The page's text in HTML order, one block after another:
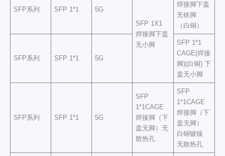
SFP系列 SFP 1*1
5G
SFP 1X1
焊接脚下盖
无小脚
焊接脚下盖
无铁脚
（白铜）
SFP系列 SFP 1*1 5G
SFP 1*1
CAGE(焊接
脚)(白铜) 下
盖无小脚
SFP系列 SFP 1*1 5G
SFP
1*1CAGE
焊接脚（下
盖无脚）无
散热孔
SFP
1*1CAGE
焊接脚（下
盖无脚）
白铜镀镍
无散热孔